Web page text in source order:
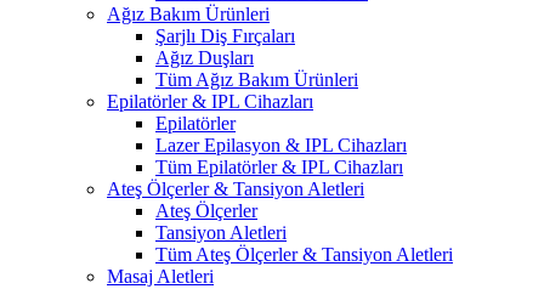
Ağız Bakım Ürünleri
Şarjlı Diş Fırçaları
Ağız Duşları
Tüm Ağız Bakım Ürünleri
Epilatörler & IPL Cihazları
Epilatörler
Lazer Epilasyon & IPL Cihazları
Tüm Epilatörler & IPL Cihazları
Ateş Ölçerler & Tansiyon Aletleri
Ateş Ölçerler
Tansiyon Aletleri
Tüm Ateş Ölçerler & Tansiyon Aletleri
Masaj Aletleri